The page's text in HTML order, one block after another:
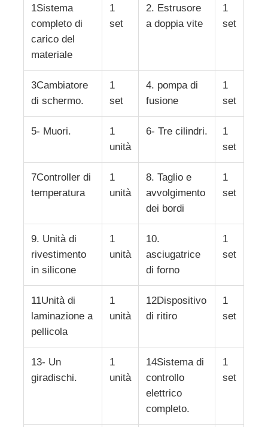
Linea di estrusione a doppia vite
Linea di coestrusione per lastre multistrato
Linea di produzione di rivestimenti
Linea di estrusione per fogli PMMA GPPS
linea di estrusione di cartone di plastica
linea di estrusione di lamiere termoformanti
Linea di produzione di fogli di PP
Linea dell'estrusione della fascia di bordo del PVC
Calandria a rotoli
1Sistema
completo di
carico del
materiale
1
set
2. Estrusore
a doppia vite
1
set
3Cambiatore
di schermo.
1
set
4. pompa di
fusione
1
set
5- Muori.
1
unità
6- Tre cilindri.
1
set
7Controller di
temperatura
1
unità
8. Taglio e
avvolgimento
dei bordi
1
set
9. Unità di
rivestimento
in silicone
1
unità
10.
asciugatrice
di forno
1
set
11Unità di
laminazione a
pellicola
1
unità
12Dispositivo
di ritiro
1
set
13- Un
giradischi.
1
unità
14Sistema di
controllo
elettrico
completo.
1
set